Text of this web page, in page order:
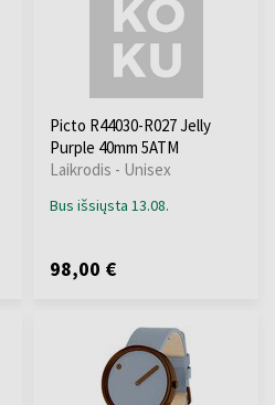
Picto R44030-R027 Jelly
Purple 40mm 5ATM
Laikrodis - Unisex
Bus išsiųsta 13.08.
98,00 €